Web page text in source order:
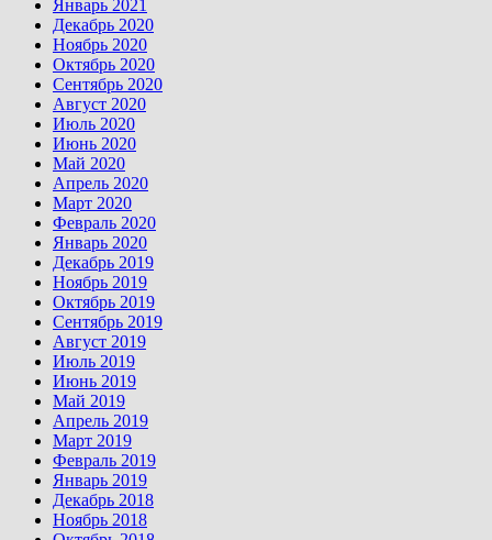
Январь 2021
Декабрь 2020
Ноябрь 2020
Октябрь 2020
Сентябрь 2020
Август 2020
Июль 2020
Июнь 2020
Май 2020
Апрель 2020
Март 2020
Февраль 2020
Январь 2020
Декабрь 2019
Ноябрь 2019
Октябрь 2019
Сентябрь 2019
Август 2019
Июль 2019
Июнь 2019
Май 2019
Апрель 2019
Март 2019
Февраль 2019
Январь 2019
Декабрь 2018
Ноябрь 2018